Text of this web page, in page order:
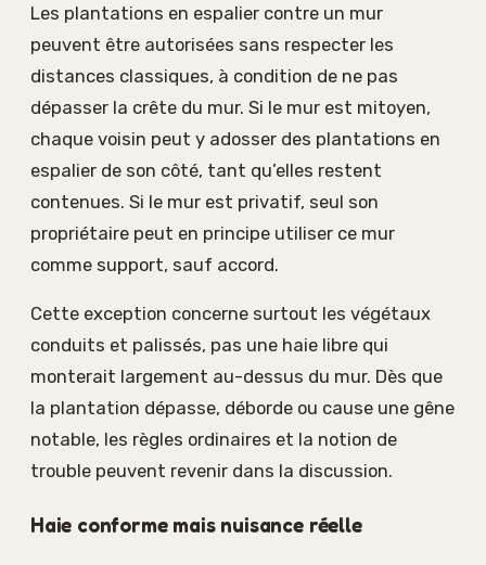
Les plantations en espalier contre un mur
peuvent être autorisées sans respecter les
distances classiques, à condition de ne pas
dépasser la crête du mur. Si le mur est mitoyen,
chaque voisin peut y adosser des plantations en
espalier de son côté, tant qu’elles restent
contenues. Si le mur est privatif, seul son
propriétaire peut en principe utiliser ce mur
comme support, sauf accord.
Cette exception concerne surtout les végétaux
conduits et palissés, pas une haie libre qui
monterait largement au-dessus du mur. Dès que
la plantation dépasse, déborde ou cause une gêne
notable, les règles ordinaires et la notion de
trouble peuvent revenir dans la discussion.
Haie conforme mais nuisance réelle